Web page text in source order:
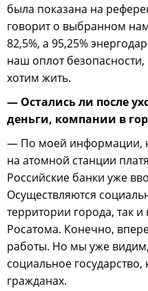
была показана на
говорит о выбранном
82,5%, а 95,25%
наш оплот
хотим жить.
— Остались ли после
деньги, компании в
— По моей информации,
на атомной станции
Российские банки уже
Осуществляются
территории города, так
Росатома. Конечно,
работы. Но мы уже
социальное государство,
гражданах.